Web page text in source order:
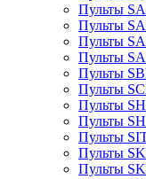
Пульты
Пульты
Пульты
Пульты
Пульты
Пульты
Пульты
Пульты
Пульты
Пульты
Пульты